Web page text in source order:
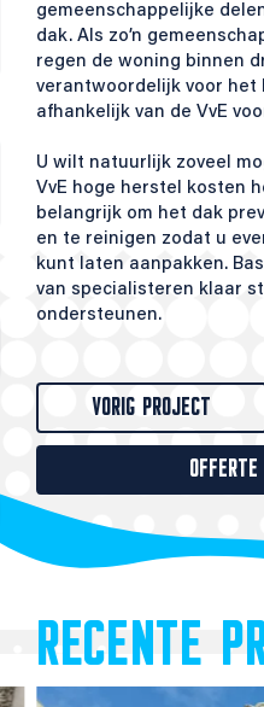
gemeenschappelijke
dak. Als zo’n
regen de woning binnen
verantwoordelijk voor het
afhankelijk van de VvE
U wilt natuurlijk zoveel
VvE hoge herstel kosten
belangrijk om het dak
en te reinigen zodat u
kunt laten aanpakken.
van specialisteren klaar
ondersteunen.
VORIG PROJECT
OFFERTE
RECENTE